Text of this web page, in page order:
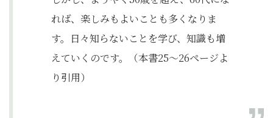
れば、楽しみもよいことも多くなりま
す。日々知らないことを学び、知識も増
えていくのです。（本書25〜26ページよ
り引用）